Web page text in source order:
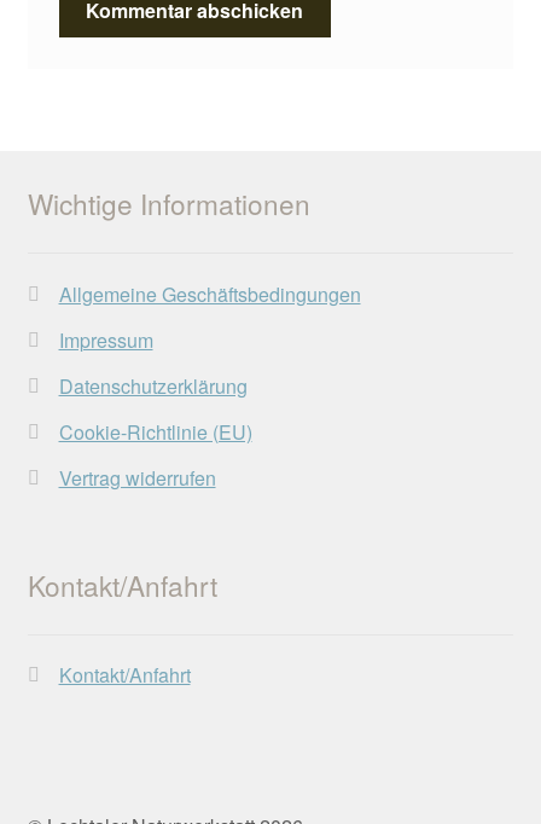
Wichtige Informationen
Allgemeine Geschäftsbedingungen
Impressum
Datenschutzerklärung
Cookie-Richtlinie (EU)
Vertrag widerrufen
Kontakt/Anfahrt
Kontakt/Anfahrt